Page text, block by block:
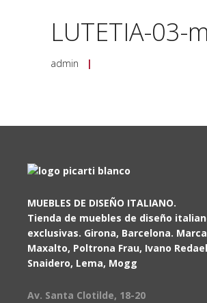
LUTETIA-03-
admin |
MUEBLES DE DISEÑO ITALIANO.
Tienda de muebles de diseño
exclusivas. Girona, Barcelona.
Maxalto, Poltrona Frau, Ivano
Snaidero, Lema, Mogg
Av. Santa Clotilde, 18-20